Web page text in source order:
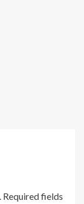
Required fields